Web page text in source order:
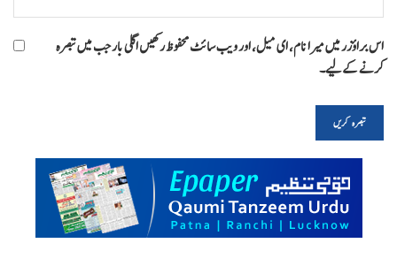
اس براؤزر میں میرا نام، ای میل، اور ویب سائٹ محفوظ رکھیں اگلی بار جب میں تبصرہ
کرنے کےلیے۔